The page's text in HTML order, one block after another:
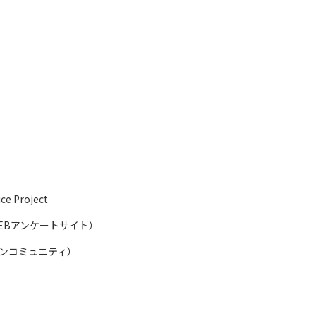
Project
アンケートサイト）
コミュニティ）